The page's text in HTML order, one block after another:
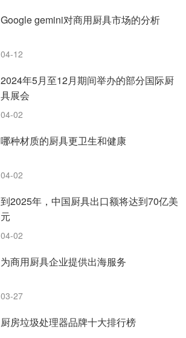
Google gemini对商用厨具市场的分析
04-12
2024年5月至12月期间举办的部分国际厨
具展会
04-02
哪种材质的厨具更卫生和健康
04-02
到2025年，中国厨具出口额将达到70亿美
元
04-02
为商用厨具企业提供出海服务
03-27
厨房垃圾处理器品牌十大排行榜